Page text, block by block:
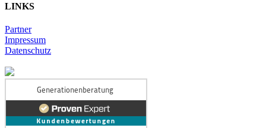
LINKS
Partner
Impressum
Datenschutz